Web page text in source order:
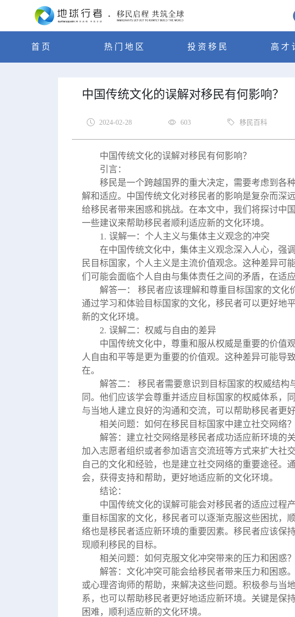
首页 热门地区 投资移民 高才
中国传统文化的误解对移民有何影响？
2024-02-28 603 移民百科
中国传统文化的误解对移民有何影响？
引言：
移民是一个跨越国界的重大决定，需要考虑到各
解和适应。中国传统文化对移民者的影响是复杂而深
给移民者带来困惑和挑战。在本文中，我们将探讨中
一些建议来帮助移民者顺利适应新的文化环境。
1. 误解一：个人主义与集体主义观念的冲突
在中国传统文化中，集体主义观念深入人心，强
民目标国家，个人主义是主流价值观念。这种差异可
们可能会面临个人自由与集体责任之间的矛盾，在适
解答一： 移民者应该理解和尊重目标国家的文化
通过学习和体验目标国家的文化，移民者可以更好地
新的文化环境。
2. 误解二：权威与自由的差异
中国传统文化中，尊重和服从权威是重要的价值
人自由和平等是更为重要的价值观。这种差异可能导
在。
解答二： 移民者需要意识到目标国家的权威结构
同。他们应该学会尊重并适应目标国家的权威体系，
与当地人建立良好的沟通和交流，可以帮助移民者更
相关问题：如何在移民目标国家中建立社交网络？
解答：建立社交网络是移民者成功适应新环境的
加入志愿者组织或者参加语言交流班等方式来扩大社
自己的文化和经验，也是建立社交网络的重要途径。
会，获得支持和帮助，更好地适应新的文化环境。
结论：
中国传统文化的误解可能会对移民者的适应过程
重目标国家的文化，移民者可以逐渐克服这些困扰，
络也是移民者适应新环境的重要因素。移民者应该保
现顺利移民的目标。
相关问题：如何克服文化冲突带来的压力和困惑？
解答：文化冲突可能会给移民者带来压力和困惑
或心理咨询师的帮助，来解决这些问题。积极参与当
系，也可以帮助移民者更好地适应新环境。关键是保
困难，顺利适应新的文化环境。